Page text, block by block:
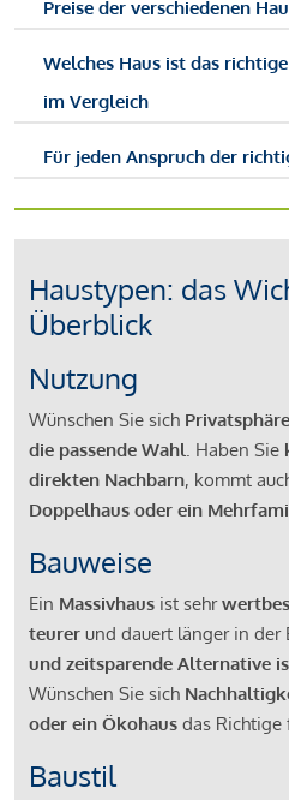
Preise der verschiedenen
Welches Haus ist das
im Vergleich
Für jeden Anspruch der
Haustypen: das
Überblick
Nutzung
Wünschen Sie sich Privatsphäre
die passende Wahl. Haben Sie
direkten Nachbarn, kommt
Doppelhaus oder ein
Bauweise
Ein Massivhaus ist sehr
teurer und dauert länger in der
und zeitsparende Alternative
Wünschen Sie sich
oder ein Ökohaus das Richtige
Baustil